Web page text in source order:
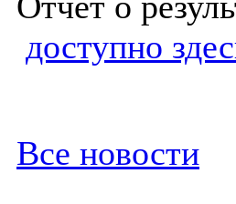
доступно
Все новости